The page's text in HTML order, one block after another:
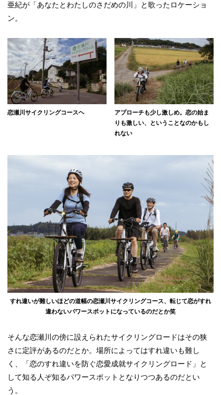
亜紀が「あなたとわたしのさだめの川」と歌ったロケーショ
ン。
恋瀬川サイクリングコースヘ
アプローチも少し激しめ。恋の始ま
りも激しい、ということなのかもし
れない
すれ違いが難しいほどの道幅の恋瀬川サイクリングコース、転じて恋がすれ
違わないパワースポットになっているのだとか笑
そんな恋瀬川の傍に設えられたサイクリングロードはその狭
さに定評があるのだとか。場所によってはすれ違いも難し
く、「恋のすれ違いを防ぐ恋愛成就サイクリングロード」と
して知る人ぞ知るパワースポットとなりつつあるのだとい
う。